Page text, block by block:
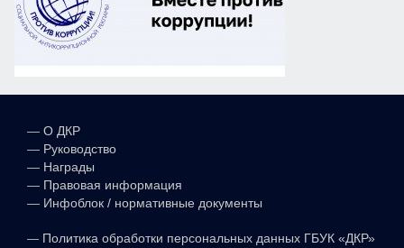
— О ДКР
— Руководство
— Награды
— Правовая информация
— Инфоблок / нормативные документы
— Политика обработки персональных данных ГБУК «ДКР»